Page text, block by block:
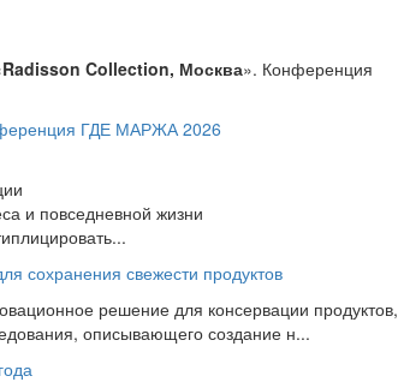
Radisson Collection, Москва». Конференция
ГДЕ МАРЖА 2026
и повседневной жизни
сохранения свежести продуктов
решение для консервации продуктов,
описывающего создание н...